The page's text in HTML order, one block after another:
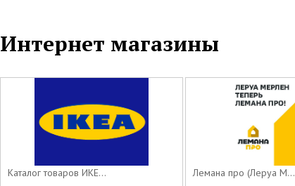
Интернет магазины
Каталог товаров ИКЕ... Лемана про (Леруа М...